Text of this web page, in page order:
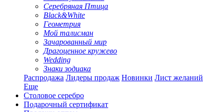
Серебряная Птица
Black&White
Геометрия
Мой талисман
Зачарованный мир
Драгоценное кружево
Wedding
Знаки зодиака
Распродажа Лидеры продаж Новинки Лист желаний
Еще
Столовое серебро
Подарочный сертификат